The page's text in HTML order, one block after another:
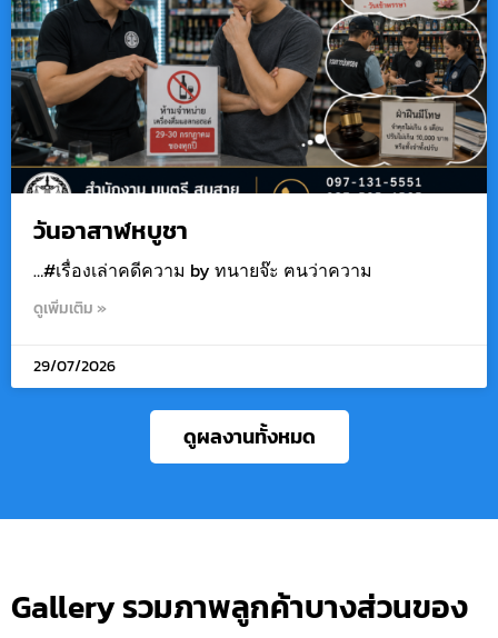
วันอาสาฬหบูชา
…#เรื่องเล่าคดีความ by ทนายจ๊ะ ฅนว่าความ
ดูเพิ่มเติม »
29/07/2026
ดูผลงานทั้งหมด
Gallery รวมภาพลูกค้าบางส่วนของ